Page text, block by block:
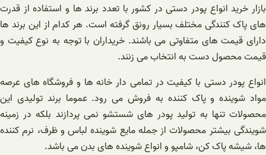
بازار خرید انواع پودر دستی در کشور با تعدد برند ها و استفاده از قدرت
های پاک کنندگی مختلف بسیار رونق گرفته است. هر کدام از این برند ها
دارای قیمت های متفاوتی می باشند. خریداران با توجه به نوع کیفیت و
قیمت محصول دست به انتخاب می زنند.
انواع پودر دستی با کیفیت در تمامی دار خانه ها و فروشگاه های عرصه
مواد شوینده و پاک کننده به فروش می رود. عموما برند تولیدی این
محصولات تنها به تولید پودر های شستشو نمی پردازند بلکه در زمینه
شویندگی بیشتر محصولات از جمله مایع شوینده لباس و ظرف، نرم کننده
ها، شیشه پاک کن، شامپو و انواع شوینده های بدن می باشد.